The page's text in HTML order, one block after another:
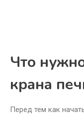
Что
крана
Перед тем как